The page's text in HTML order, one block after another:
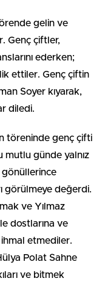
gelin ve
Genç çiftler,
ederken;
ettiler. Genç çiftin
Soyer kıyarak,
diledi.
töreninde genç çifti
mutlu günde yalnız
gönüllerince
görülmeye değerdi.
ve Yılmaz
dostlarına ve
etmediler.
Polat Sahne
ve bitmek